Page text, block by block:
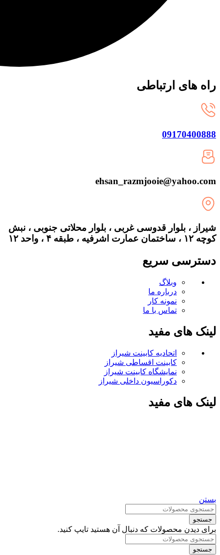
راه های ارتباطی
09170400888
ehsan_razmjooie@yahoo.com
شیراز ، بلوار قدوسی غربی ، بلوار محلاتی جنوبی ، نبش
کوچه ۱۲ ، ساختمان عمارت اشرفیه ، طبقه ۴ ، واحد ۱۲
دسترسی سریع
وبلاگ
درباره ما
نمونه کار
تماس با ما
لینک های مفید
اتحادیه کابینت شیراز
کابینت اقساطی شیراز
نمایشگاه کابینت شیراز
دکوراسیون داخلی شیراز
لینک های مفید
بستن
جستجو
برای دیدن محصولات که دنبال آن هستید تایپ کنید.
جستجو